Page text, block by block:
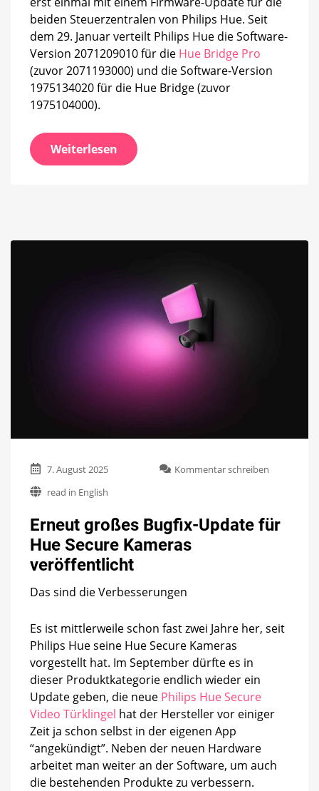
beiden Steuerzentralen von Philips Hue. Seit
dem 29. Januar verteilt Philips Hue die Software-
Version 2071209010 für die Hue Bridge Pro
(zuvor 2071193000) und die Software-Version
1975134020 für die Hue Bridge (zuvor
1975104000).
Weiterlesen
7. August 2025 Kommentar schreiben
Update
read in English
Erneut großes Bugfix-Update für
Hue Secure Kameras
veröffentlicht
Das sind die Verbesserungen
Es ist mittlerweile schon fast zwei Jahre her, seit
Philips Hue seine Hue Secure Kameras
vorgestellt hat. Im September dürfte es in
dieser Produktkategorie endlich wieder ein
Update geben, die neue Philips Hue Secure
Video Türklingel hat der Hersteller vor einiger
Zeit ja schon selbst in der eigenen App
“angekündigt”. Neben der neuen Hardware
arbeitet man weiter an der Software, um auch
die bestehenden Produkte zu verbessern.